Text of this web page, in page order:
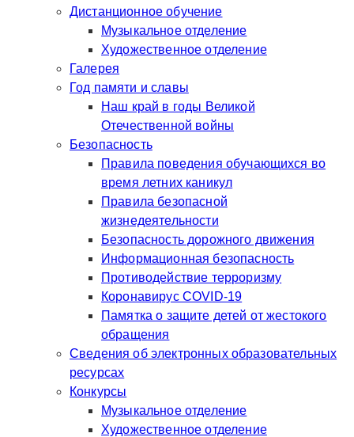
Дистанционное обучение
Музыкальное отделение
Художественное отделение
Галерея
Год памяти и славы
Наш край в годы Великой
Отечественной войны
Безопасность
Правила поведения обучающихся во
время летних каникул
Правила безопасной
жизнедеятельности
Безопасность дорожного движения
Информационная безопасность
Противодействие терроризму
Коронавирус COVID-19
Памятка о защите детей от жестокого
обращения
Сведения об электронных образовательных
ресурсах
Конкурсы
Музыкальное отделение
Художественное отделение